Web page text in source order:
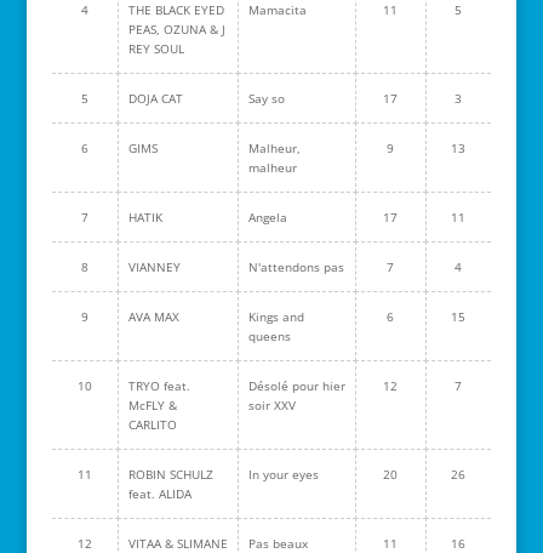
4
THE BLACK EYED
PEAS, OZUNA & J
REY SOUL
Mamacita 11 5
5 DOJA CAT Say so 17 3
6 GIMS
Malheur,
malheur
9 13
7 HATIK Angela 17 11
8 VIANNEY N'attendons pas 7 4
9 AVA MAX
Kings and
queens
6 15
10
TRYO feat.
McFLY &
CARLITO
Désolé pour hier
soir XXV
12 7
11
ROBIN SCHULZ
feat. ALIDA
In your eyes 20 26
12 VITAA & SLIMANE Pas beaux 11 16